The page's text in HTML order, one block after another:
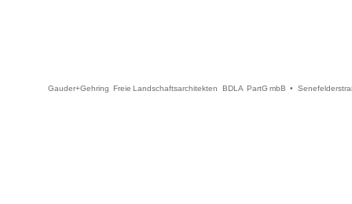
Gauder+Gehring Freie Landschaftsarchitekten BDLA PartG mbB •